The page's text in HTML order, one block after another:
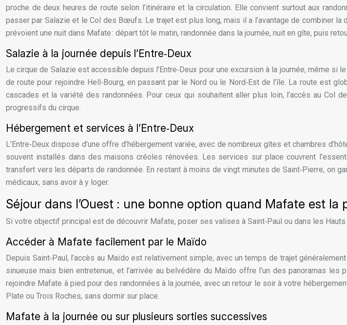
proche de deux heures de route selon l’itinéraire et la circulation. Elle convient surtout aux
passer par Salazie et le Col des Bœufs. Le trajet est plus long, mais il a l’avantage de combiner
prévoient une nuit dans Mafate : départ tôt le matin, randonnée dans la journée, nuit en gîte, puis
Salazie à la journée depuis l’Entre‑Deux
Le cirque de Salazie est accessible depuis l’Entre‑Deux pour une excursion à la journée, même
de route pour rejoindre Hell‑Bourg, en passant par le Nord ou le Nord‑Est de l’île. La route est
cascades et la variété des randonnées. Pour ceux qui souhaitent aller plus loin, l’accès au
progressifs du cirque.
Hébergement et services à l’Entre‑Deux
L’Entre‑Deux dispose d’une offre d’hébergement variée, avec de nombreux gîtes et chambres
souvent installés dans des maisons créoles rénovées. Les services sur place couvrent
transfert vers les départs de randonnée. En restant à moins de vingt minutes de Saint‑Pierre, on
médicaux, sans avoir à y loger.
Séjour dans l’Ouest : une bonne option quand Mafate est la
Si votre objectif principal est de découvrir Mafate, poser ses valises à Saint‑Paul ou dans les
Accéder à Mafate facilement par le Maïdo
Depuis Saint‑Paul, l’accès au Maïdo est relativement simple, avec un temps de trajet
sinueuse mais bien entretenue, et l’arrivée au belvédère du Maïdo offre l’un des panoramas
rejoindre Mafate à pied pour des randonnées à la journée, avec un retour le soir à votre
Plate ou Trois Roches, sans dormir sur place.
Mafate à la journée ou sur plusieurs sorties successives